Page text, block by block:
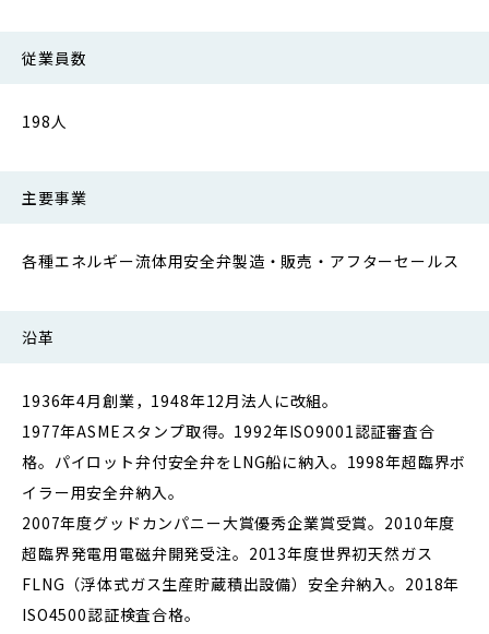
従業員数
198人
主要事業
各種エネルギー流体用安全弁製造・販売・アフターセールス
沿革
1936年4月創業，1948年12月法人に改組。
1977年ASMEスタンプ取得。1992年ISO9001認証審査合
格。パイロット弁付安全弁をLNG船に納入。1998年超臨界ボ
イラー用安全弁納入。
2007年度グッドカンパニー大賞優秀企業賞受賞。2010年度
超臨界発電用電磁弁開発受注。2013年度世界初天然ガス
FLNG（浮体式ガス生産貯蔵積出設備）安全弁納入。2018年
ISO4500認証検査合格。